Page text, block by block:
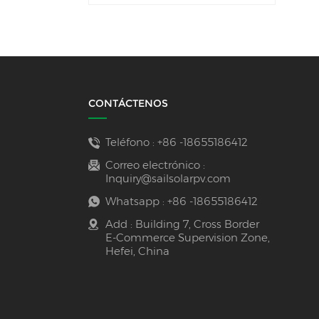
CONTÁCTENOS
Teléfono : +86 -18655186412
Correo electrónico :
Inquiry@sailsolarpv.com
Whatsapp : +86 -18655186412
Add : Building 7, Cross Border
E-Commerce Supervision Zone,
Hefei, China